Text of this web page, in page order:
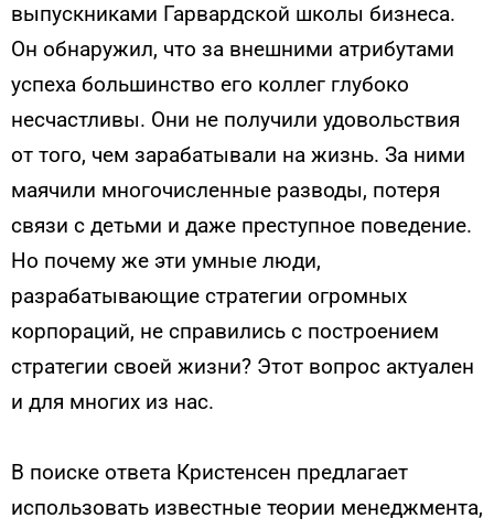
выпускниками Гарвардской школы бизнеса.
Он обнаружил, что за внешними атрибутами
успеха большинство его коллег глубоко
несчастливы. Они не получили удовольствия
от того, чем зарабатывали на жизнь. За ними
маячили многочисленные разводы, потеря
связи с детьми и даже преступное поведение.
Но почему же эти умные люди,
разрабатывающие стратегии огромных
корпораций, не справились с построением
стратегии своей жизни? Этот вопрос актуален
и для многих из нас.
В поиске ответа Кристенсен предлагает
использовать известные теории менеджмента,